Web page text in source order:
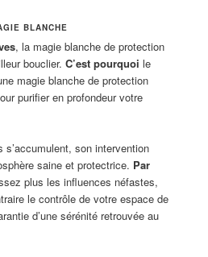
BLANCHE
, la magie blanche de protection
bouclier.C’est pourquoi le
magie blanche de protection
purifier en profondeur votre
s’accumulent, son intervention
saine et protectrice. Par
plus les influences néfastes,
le contrôle de votre espace de
d’une sérénité retrouvée au